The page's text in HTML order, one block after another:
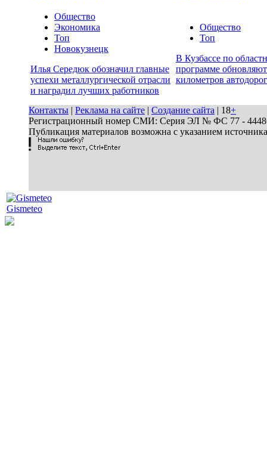
Общество
Экономика
Топ
Новокузнецк
Илья Середюк обозначил главные
успехи металлургической отрасли
и наградил лучших работников
Общество
Топ
В Кузбассе по
программе
километров автодорог
Контакты | Реклама на сайте | Создание сайта | 18+
Регистрационный номер СМИ: Серия ЭЛ № ФС 77 - 44486
Публикация материалов возможна с указанием
Gismeteo